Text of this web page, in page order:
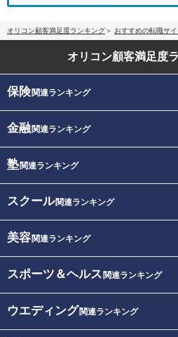
オリコン顧客満足度ランキング おすすめの転職サ
オリコン顧客満足度
保険関連ランキング
金融関連ランキング
塾関連ランキング
スクール関連ランキング
美容関連ランキング
スポーツ＆ヘルス 関連ランキング
ウエディング関連ランキング